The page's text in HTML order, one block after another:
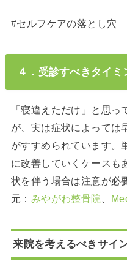
#セルフケアの落とし穴
４．受診すべきタイ
「寝違えただけ」と思
が、実は症状によっては
がすすめられています。
に改善していくケースも
状を伴う場合は注意が必
元： みやがわ整骨院
来院を考えるべきサイ